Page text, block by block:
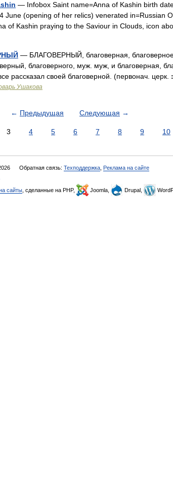
— Infobox Saint name=Anna of Kashin birth
June (opening of her relics) venerated in=Russian
of Kashin praying to the Saviour in Clouds, icon
— БЛАГОВЕРНЫЙ, благоверная,
благоверного, муж. муж, и благоверная,
рассказал своей благоверной. (первонач. церк.
Ушакова
← Предыдущая Следующая →
3 4 5 6 7 8 9 10
Обратная связь: Техподдержка Реклама на сайте
сайты , сделанные на PHP, Joomla, Drupal,